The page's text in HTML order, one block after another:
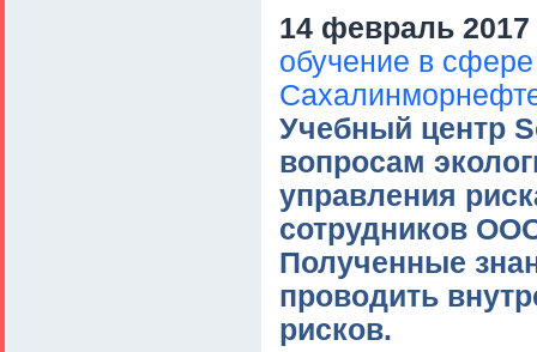
14 февраль 2017
обучение в
Учебный центр
вопросам
управления
сотрудников
Полученные
проводить
рисков.